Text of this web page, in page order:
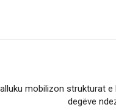
mobilizon strukturat
degëve